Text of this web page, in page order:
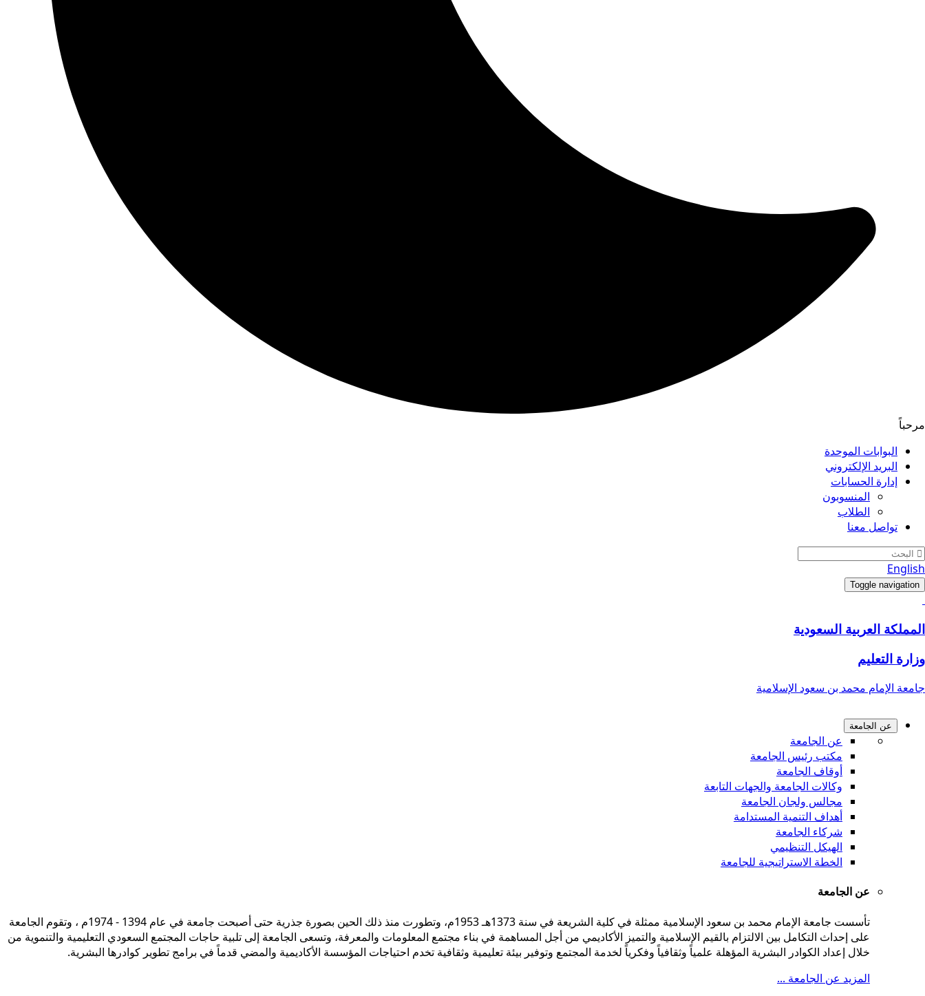
مرحباً
البوابات الموحدة
البريد الإلكتروني
إدارة الحسابات
المنسوبون
الطلاب
تواصل معنا
English
Toggle navigation
المملكة العربية السعودية
وزارة التعليم
جامعة الإمام محمد بن سعود الإسلامية
عن الجامعة
عن الجامعة
مكتب رئيس الجامعة
أوقاف الجامعة
وكالات الجامعة والجهات التابعة
مجالس ولجان الجامعة
أهداف التنمية المستدامة
شركاء الجامعة
الهيكل التنظيمي
الخطة الاستراتيجية للجامعة
عن الجامعة
تأسست جامعة الإمام محمد بن سعود الإسلامية ممثلة في كلية الشريعة في سنة 1373هـ 1953م، وتطورت منذ ذلك الحين بصورة جذرية حتى أصبحت جامعة في عام 1394 - 1974م ، وتقوم الجامعة
على إحداث التكامل بين الالتزام بالقيم الإسلامية والتميز الأكاديمي من أجل المساهمة في بناء مجتمع المعلومات والمعرفة، وتسعى الجامعة إلى تلبية حاجات المجتمع السعودي التعليمية والتنموية من
خلال إعداد الكوادر البشرية المؤهلة علمياً وثقافياً وفكرياً لخدمة المجتمع وتوفير بيئة تعليمية وثقافية تخدم احتياجات المؤسسة الأكاديمية والمضي قدماً في برامج تطوير كوادرها البشرية.
المزيد عن الجامعة ...